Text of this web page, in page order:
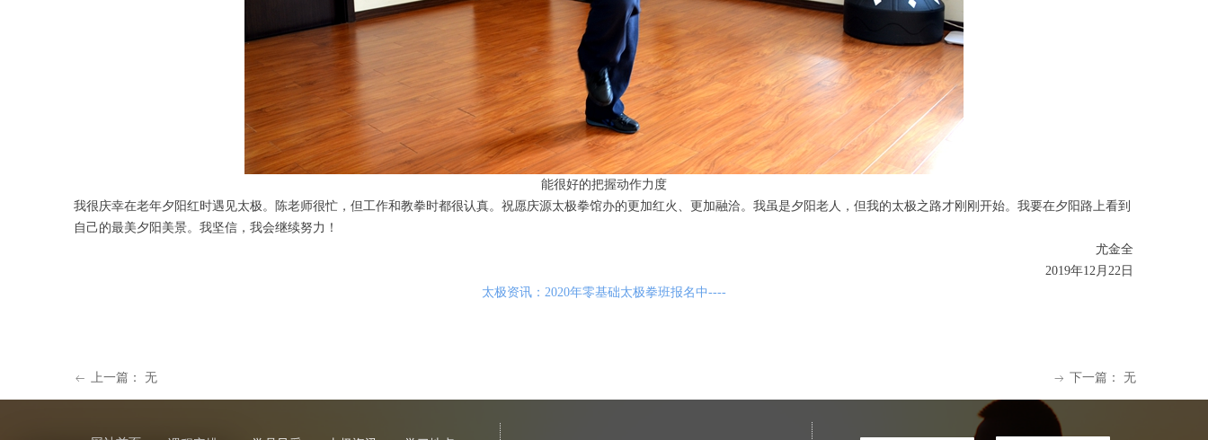
能很好的把握动作力度
我很庆幸在老年夕阳红时遇见太极。陈老师很忙，但工作和教拳时都很认真。祝愿庆源太极拳馆办的更加红火、更加融洽。我虽是夕阳老人，但我的太极之路才刚刚开始。我要在夕阳路上看到
自己的最美夕阳美景。我坚信，我会继续努力！
​尤金全
2019年12月22日
太极资讯：2020年零基础太极拳班报名中----
ꂃ 上一篇： 无 ꁹ 下一篇： 无